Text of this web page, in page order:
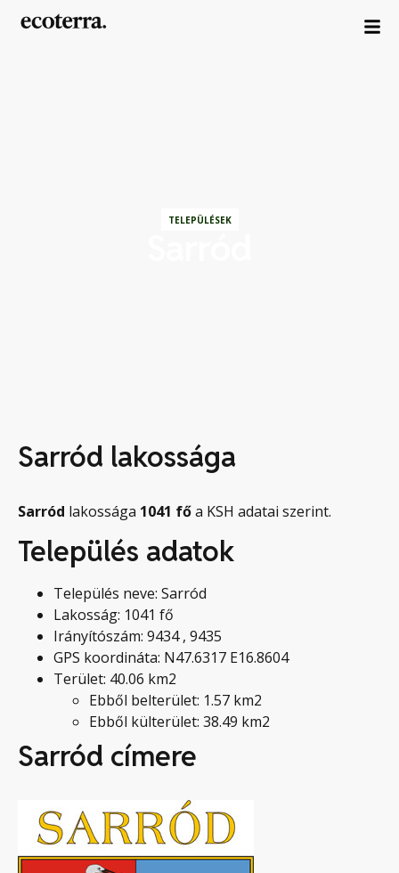
TELEPÜLÉSEK
Sarród lakossága
Sarród lakossága 1041 főa KSH adatai szerint.
Település adatok
Település neve: Sarród
Lakosság: 1041 fő
Irányítószám: 9434 , 9435
GPS koordináta: N47.6317 E16.8604
Terület: 40.06 km2
Ebből belterület: 1.57 km2
Ebből külterület: 38.49 km2
Sarród címere